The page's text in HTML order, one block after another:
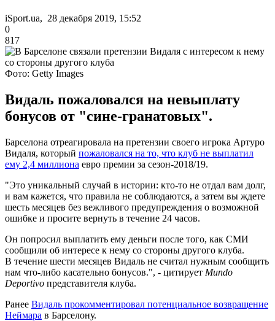
iSport.ua, 28 декабря 2019, 15:52
0
817
Фото: Getty Images
Видаль пожаловался на невыплату
бонусов от "сине-гранатовых".
Барселона отреагировала на претензии своего игрока Артуро
Видаля, который пожаловался на то, что клуб не выплатил
ему 2,4 миллиона евро премии за сезон-2018/19.
"Это уникальный случай в истории: кто-то не отдал вам долг,
и вам кажется, что правила не соблюдаются, а затем вы ждете
шесть месяцев без вежливого предупреждения о возможной
ошибке и просите вернуть в течение 24 часов.
Он попросил выплатить ему деньги после того, как СМИ
сообщили об интересе к нему со стороны другого клуба.
В течение шести месяцев Видаль не считал нужным сообщить
нам что-либо касательно бонусов.", - цитирует Mundo
Deportivo представителя клуба.
Ранее Видаль прокомментировал потенциальное возвращение
Неймара в Барселону.